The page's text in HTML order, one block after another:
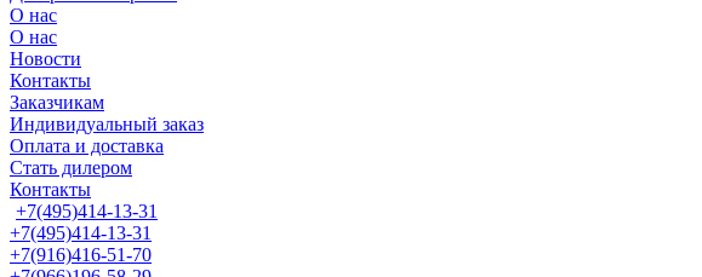
О нас
О нас
Новости
Контакты
Заказчикам
Индивидуальный заказ
Оплата и доставка
Стать дилером
Контакты
+7(495)414-13-31
+7(495)414-13-31
+7(916)416-51-70